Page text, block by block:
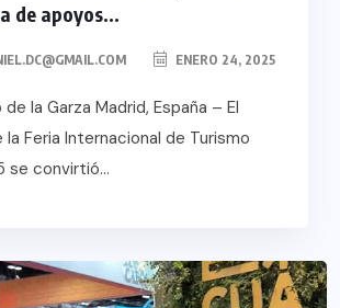
de apoyos...
ENERO 24, 2025
la Garza Madrid, España – El
la Feria Internacional de Turismo
se convirtió...